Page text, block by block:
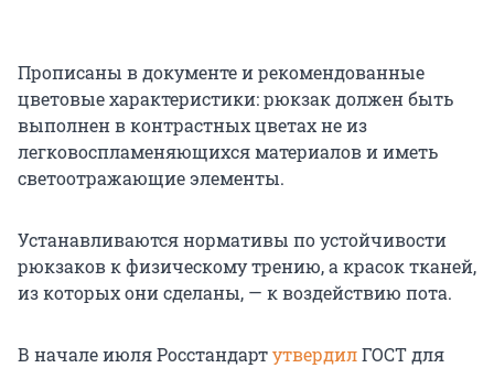
Прописаны в документе и рекомендованные
цветовые характеристики: рюкзак должен быть
выполнен в контрастных цветах не из
легковоспламеняющихся материалов и иметь
светоотражающие элементы.
Устанавливаются нормативы по устойчивости
рюкзаков к физическому трению, а красок тканей,
из которых они сделаны, — к воздействию пота.
В начале июля РосстандартутвердилГОСТ для